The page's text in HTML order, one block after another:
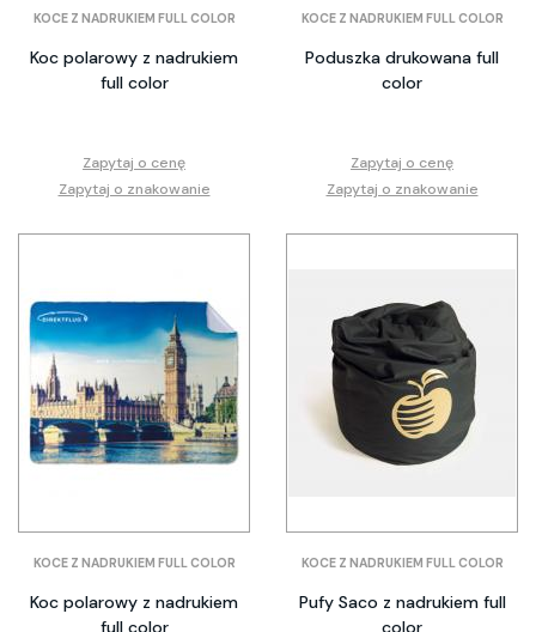
KOCE Z NADRUKIEM FULL COLOR
Koc polarowy z nadrukiem
full color
Zapytaj o cenę
Zapytaj o znakowanie
KOCE Z NADRUKIEM FULL COLOR
Poduszka drukowana full
color
Zapytaj o cenę
Zapytaj o znakowanie
KOCE Z NADRUKIEM FULL COLOR
Koc polarowy z nadrukiem
full color
KOCE Z NADRUKIEM FULL COLOR
Pufy Saco z nadrukiem full
color